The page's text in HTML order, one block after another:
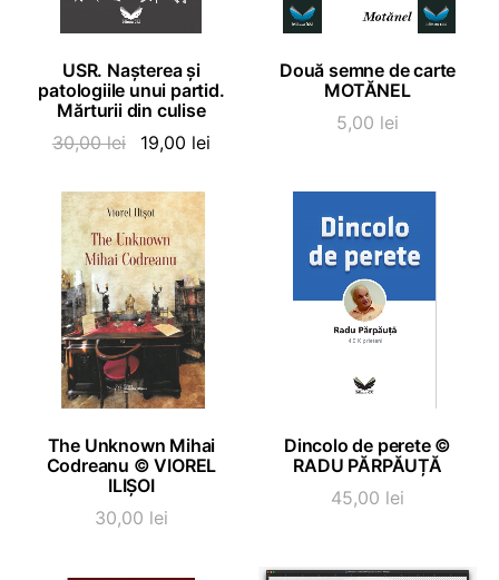
ADAUGĂ ÎN COȘ
USR. Nașterea și
patologiile unui partid.
Mărturii din culise
30,00lei
Prețul
a
fost:
30,00 lei.
19,00 leiPrețul
ADAUGĂ ÎN COȘ
Două semne de carte
MOTĂNEL
5,00 lei
ADAUGĂ ÎN COȘ
The Unknown Mihai
Codreanu © VIOREL
ILIȘOI
30,00 lei
ADAUGĂ ÎN COȘ
Dincolo de perete ©
RADU PĂRPĂUȚĂ
45,00 lei